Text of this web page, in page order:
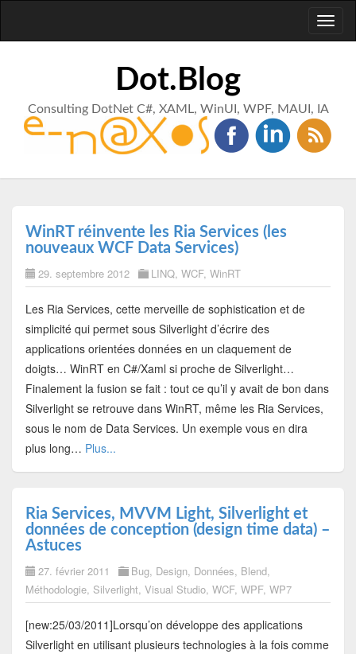
Dot.Blog
Consulting DotNet C#, XAML, WinUI, WPF, MAUI, IA
WinRT réinvente les Ria Services (les
nouveaux WCF Data Services)
29. septembre 2012 LINQ, WCF, WinRT
Les Ria Services, cette merveille de sophistication et de
simplicité qui permet sous Silverlight d’écrire des
applications orientées données en un claquement de
doigts… WinRT en C#/Xaml si proche de Silverlight…
Finalement la fusion se fait : tout ce qu’il y avait de bon dans
Silverlight se retrouve dans WinRT, même les Ria Services,
sous le nom de Data Services. Un exemple vous en dira
plus long… Plus...
Ria Services, MVVM Light, Silverlight et
données de conception (design time data) –
Astuces
27. février 2011 Bug, Design, Données, Blend,
Méthodologie, Silverlight, Visual Studio, WCF, WPF, WP7
[new:25/03/2011]Lorsqu’on développe des applications
Silverlight en utilisant plusieurs technologies à la fois comme